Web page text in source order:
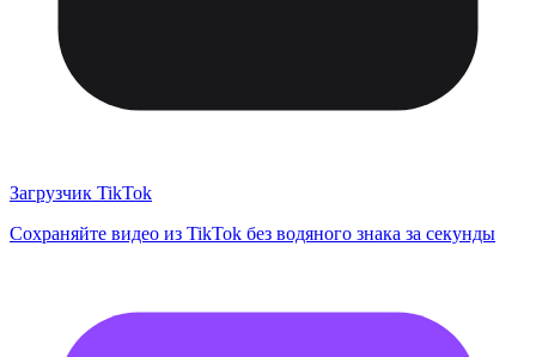
Загрузчик TikTok
Сохраняйте видео из TikTok без водяного знака за секунды